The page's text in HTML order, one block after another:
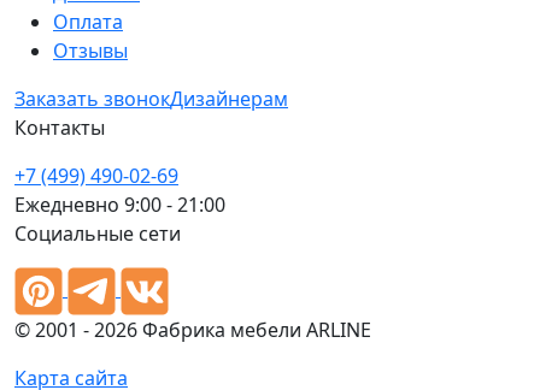
Оплата
Отзывы
Заказать звонокДизайнерам
Контакты
+7 (499) 490-02-69
Ежедневно 9:00 - 21:00
Социальные сети
© 2001 - 2026 Фабрика мебели ARLINE
Карта сайта